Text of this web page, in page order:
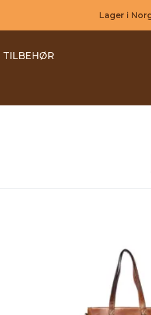
Lager i
TILBEHØR